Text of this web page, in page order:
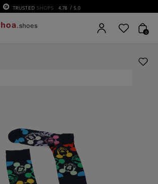
TRUSTED SHOPS 4.78 / 5.0
0